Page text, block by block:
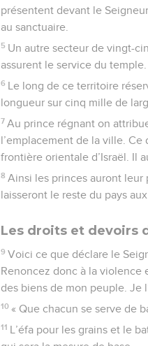
présentent devant le
au sanctuaire.
5 Un autre secteur de vingt-
assurent le service du
6 Le long de ce territoire
longueur sur cinq mille de
7 Au prince régnant on
l’emplacement de la ville. Ce
frontière orientale d’Israël. Il
8 Ainsi les princes auront leur
laisseront le reste du pays aux
Les droits et devoirs
9 Voici ce que déclare le
Renoncez donc à la violence
des biens de mon peuple. Je
10 « Que chacun se serve de
11 L’éfa pour les grains et le